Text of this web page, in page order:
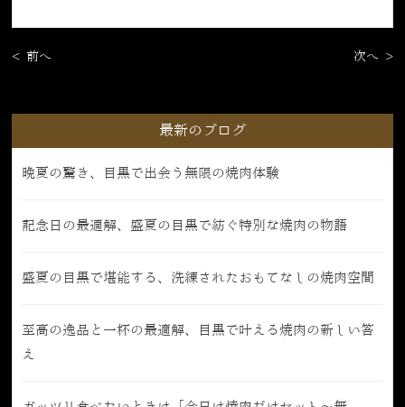
< 前へ 次へ >
最新のブログ
晩夏の驚き、目黒で出会う無限の焼肉体験
記念日の最適解、盛夏の目黒で紡ぐ特別な焼肉の物語
盛夏の目黒で堪能する、洗練されたおもてなしの焼肉空間
至高の逸品と一杯の最適解、目黒で叶える焼肉の新しい答
え